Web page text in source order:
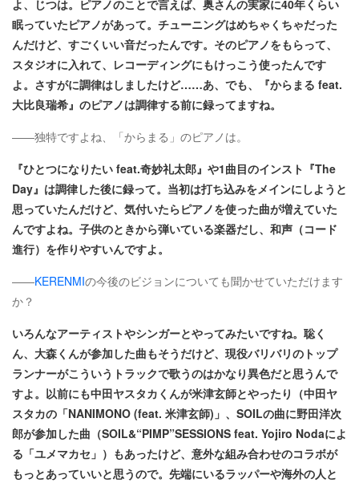
よ、じつは。ピアノのことで言えば、奥さんの実家に40年くらい
眠っていたピアノがあって。チューニングはめちゃくちゃだった
んだけど、すごくいい音だったんです。そのピアノをもらって、
スタジオに入れて、レコーディングにもけっこう使ったんです
よ。さすがに調律はしましたけど……あ、でも、『からまる feat.
大比良瑞希』のピアノは調律する前に録ってますね。
――独特ですよね、「からまる」のピアノは。
『ひとつになりたい feat.奇妙礼太郎』や1曲目のインスト『The
Day』は調律した後に録って。当初は打ち込みをメインにしようと
思っていたんだけど、気付いたらピアノを使った曲が増えていた
んですよね。子供のときから弾いている楽器だし、和声（コード
進行）を作りやすいんですよ。
――KERENMIの今後のビジョンについても聞かせていただけます
か？
いろんなアーティストやシンガーとやってみたいですね。聡く
ん、大森くんが参加した曲もそうだけど、現役バリバリのトップ
ランナーがこういうトラックで歌うのはかなり異色だと思うんで
すよ。以前にも中田ヤスタカくんが米津玄師とやったり（中田ヤ
スタカの「NANIMONO (feat. 米津玄師)」、SOILの曲に野田洋次
郎が参加した曲（SOIL&“PIMP”SESSIONS feat. Yojiro Nodaによ
る「ユメマカセ」）もあったけど、意外な組み合わせのコラボが
もっとあっていいと思うので。先端にいるラッパーや海外の人と